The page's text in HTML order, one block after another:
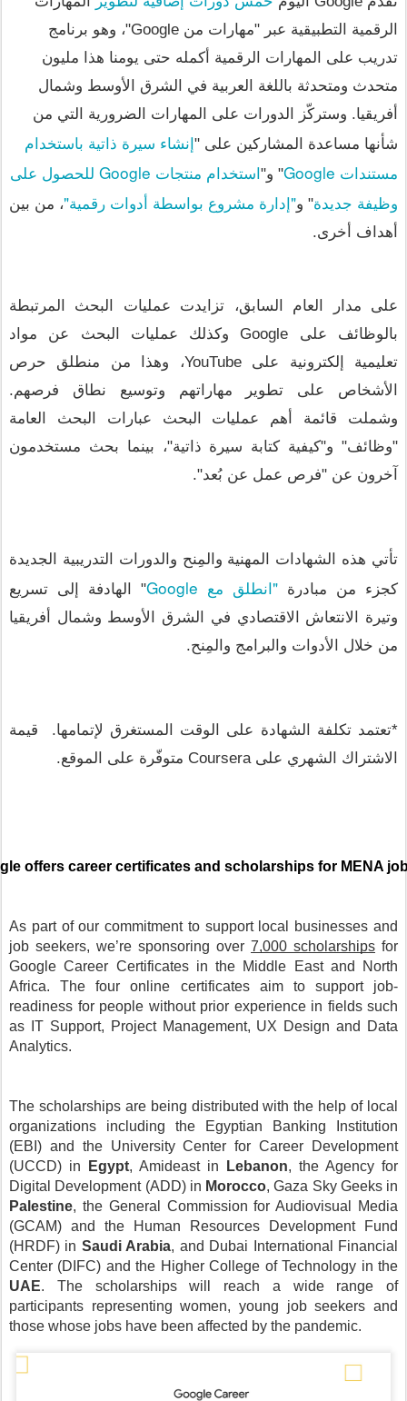
شأنها مساعدة المشاركين على "إ
مستندات Google
" و"
وظيفة جديدة" و"إدارة مشروع بواسطة أدوات رقمية"
أهداف أخرى.
آخرون عن "فرص عمل عن بُعد".
كجزء من مبادرة "انطلق مع Google
من خلال الأدوات والبرامج والمِنح.
الاشتراك الشهري على Coursera متوفّرة على الموقع.
offers career certificates and scholarships for MENA
As part of our commitment to support local businesses and
job seekers, we’re sponsoring over 7,000 scholarships for
Google Career Certificates in the Middle East and North
Africa. The four online certificates aim to support job-
readiness for people without prior experience in fields such
as IT Support, Project Management, UX Design and Data
Analytics.
The scholarships are being distributed with the help of local
organizations including the Egyptian Banking Institution
(EBI) and the University Center for Career Development
(UCCD) in
Egypt, Amideast in Lebanon, the Agency for
Digital Development (ADD) in Morocco
Palestine, the General Commission for Audiovisual Media
(GCAM) and the Human Resources Development Fund
(HRDF) in Saudi Arabia, and Dubai International Financial
UAE. The scholarships will reach a wide range of
participants representing women, young job seekers and
those whose jobs have been affected by the pandemic.